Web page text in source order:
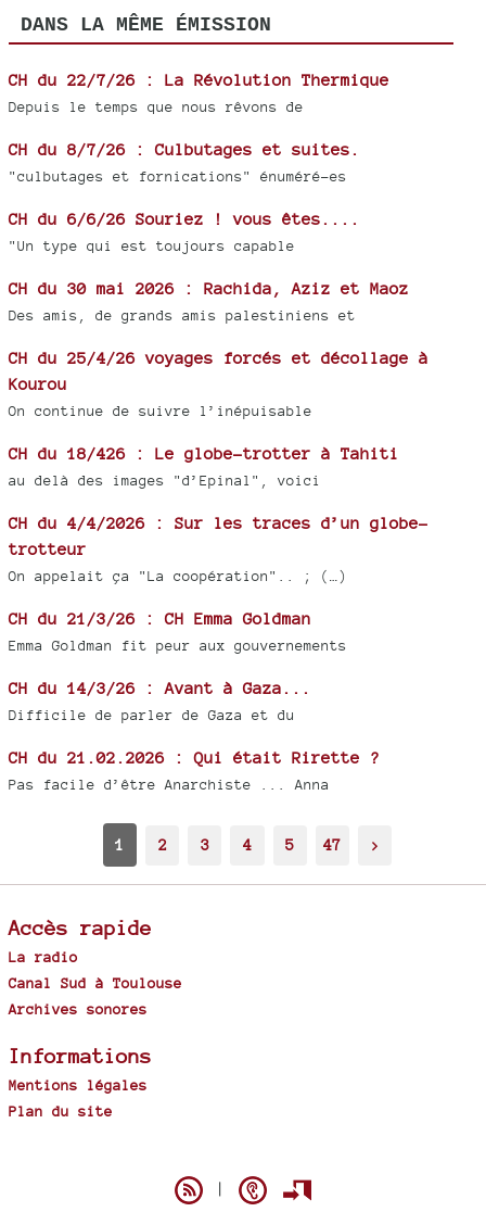
DANS LA MÊME ÉMISSION
CH du 22/7/26 : La Révolution Thermique
Depuis le temps que nous rêvons de
CH du 8/7/26 : Culbutages et suites.
"culbutages et fornications" énuméré-es
CH du 6/6/26 Souriez ! vous êtes....
"Un type qui est toujours capable
CH du 30 mai 2026 : Rachida, Aziz et Maoz
Des amis, de grands amis palestiniens et
CH du 25/4/26 voyages forcés et décollage à
Kourou
On continue de suivre l’inépuisable
CH du 18/426 : Le globe-trotter à Tahiti
au delà des images "d’Epinal", voici
CH du 4/4/2026 : Sur les traces d’un globe-
trotteur
On appelait ça "La coopération".. ; (…)
CH du 21/3/26 : CH Emma Goldman
Emma Goldman fit peur aux gouvernements
CH du 14/3/26 : Avant à Gaza...
Difficile de parler de Gaza et du
CH du 21.02.2026 : Qui était Rirette ?
Pas facile d’être Anarchiste ... Anna
1 2 3 4 5 47 >
Accès rapide
La radio
Canal Sud à Toulouse
Archives sonores
Informations
Mentions légales
Plan du site
|